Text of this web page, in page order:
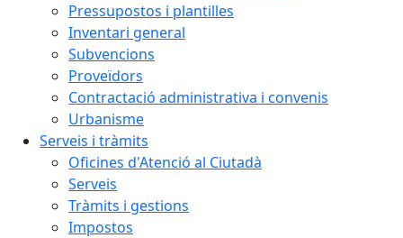
Pressupostos i plantilles
Inventari general
Subvencions
Proveïdors
Contractació administrativa i convenis
Urbanisme
Serveis i tràmits
Oficines d'Atenció al Ciutadà
Serveis
Tràmits i gestions
Impostos